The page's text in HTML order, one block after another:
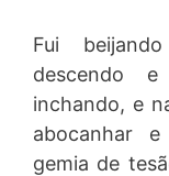
Fui
descendo
inchando, e
abocanhar
gemia de